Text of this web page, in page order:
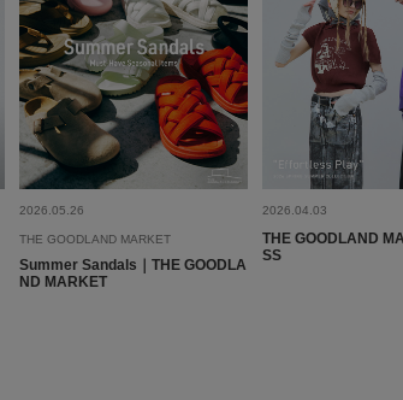
2026.05.26
THE GOODLAND MARKET
Summer Sandals｜THE GOODLA
ND MARKET
2026.04.03
THE GOODLAND
SS